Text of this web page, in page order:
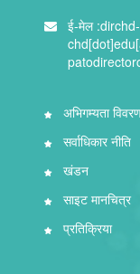
ई-मेल :
अभिगम्यता
सर्वाधिकार नीति
खंडन
साइट मानचित्र
प्रतिक्रिया